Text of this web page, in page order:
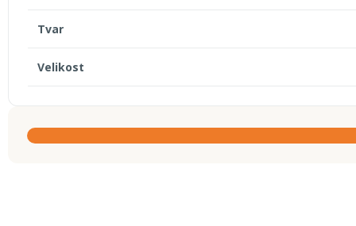
Tvar
Velikost